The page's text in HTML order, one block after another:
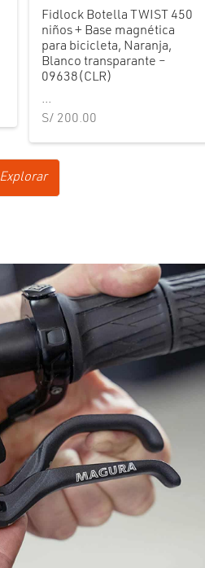
Fidlock Botella TWIST 450
niños + Base magnética
para bicicleta, Naranja,
Blanco transparante –
09638(CLR)
...
S/ 200.00
Explorar